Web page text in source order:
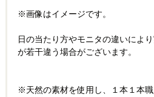
※画像はイメージです。
日の当たり方やモニタの違いによ
が若干違う場合がございます。
※天然の素材を使用し、１本１本